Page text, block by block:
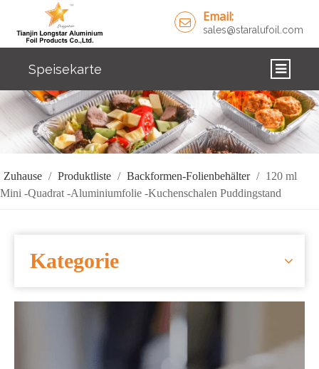
Email:
sales@staralufoil.com
Speisekarte
ZUHAUSE
PRODUKTE
ÜBER UNS
NACHRICHTEN
KONTAKTIERE UNS
Zuhause / Produktliste / Backformen-Folienbehälter / 120 ml
Mini -Quadrat -Aluminiumfolie -Kuchenschalen Puddingstand
Kategorie